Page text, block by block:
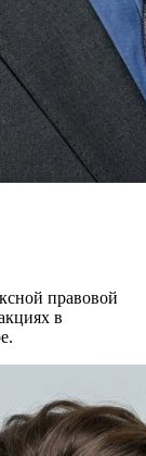
правовой
в